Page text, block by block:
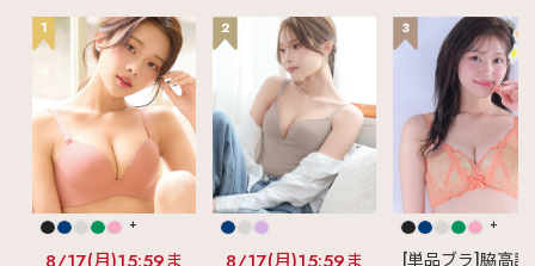
1
+
8/17(月)15:59ま
2
8/17(月)15:59ま
3
+
[単品ブラ]脇高設